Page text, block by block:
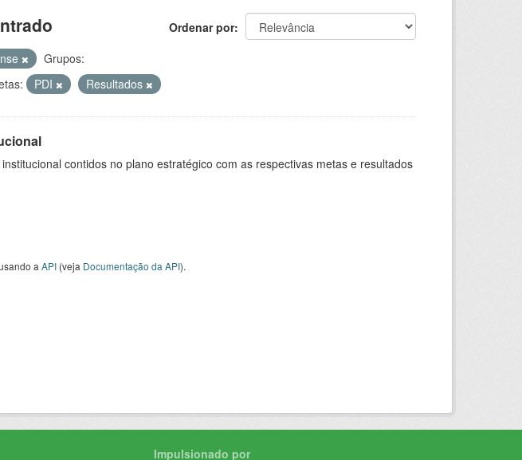
Ordenar por
Grupos:
PDI Resultados
contidos no plano estratégico com as respectivas metas e resultados
a API (veja Documentação da API).
Impulsionado por